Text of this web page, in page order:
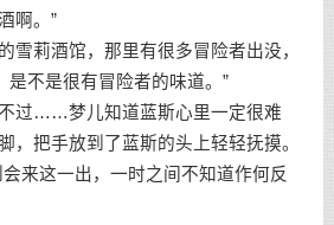
啊。”
雪莉酒馆，那里有很多冒险者出没，
是不是很有冒险者的味道。”
过……梦儿知道蓝斯心里一定很难
，把手放到了蓝斯的头上轻轻抚摸。
会来这一出，一时之间不知道作何反